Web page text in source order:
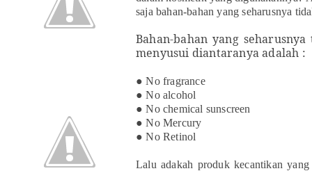
saja bahan-bahan yang seharusnya t
Bahan-bahan yang
menyusui diantaranya adalah :
● No fragrance
● No alcohol
● No chemical sunscreen
● No Mercury
● No Retinol
Lalu adakah produk kecantikan